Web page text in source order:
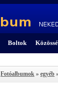
Boltok
Fotóalbumok » egyéb